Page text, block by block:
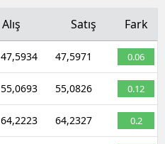
Alış Satış Fark
47,5934 47,5971 0.06
55,0693 55,0826 0.12
64,2223 64,2327 0.2